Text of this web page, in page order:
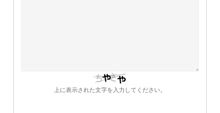
上に表示された文字を入力してください。